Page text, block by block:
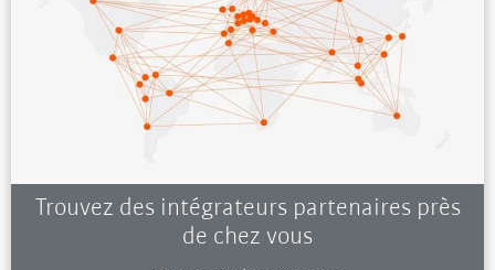
Trouvez des intégrateurs partenaires près
de chez vous